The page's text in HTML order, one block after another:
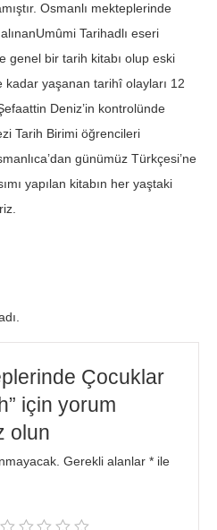
Osmanlı mekteplerinde
Tarihadlı eseri
genel bir tarih kitabı olup eski
kadar yaşanan tarihî olayları 12
Deniz’in kontrolünde
Tarih Birimi öğrencileri
günümüz Türkçesi’ne
yapılan kitabın her yaştaki
Çocuklar
için yorum
olun
Gerekli alanlar* ile